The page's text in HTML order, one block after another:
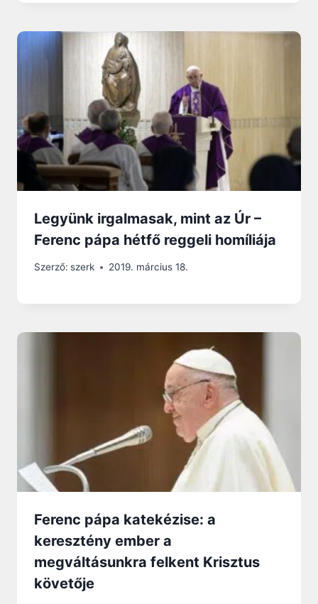
Legyünk irgalmasak, mint az Úr –
Ferenc pápa hétfő reggeli homíliája
Szerző: szerk 2019. március 18.
Ferenc pápa katekézise: a
keresztény ember a
megváltásunkra felkent Krisztus
követője